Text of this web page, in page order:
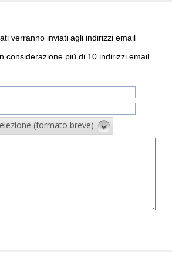
verranno inviati agli indirizzi email
considerazione più di 10 indirizzi email.
(formato breve)